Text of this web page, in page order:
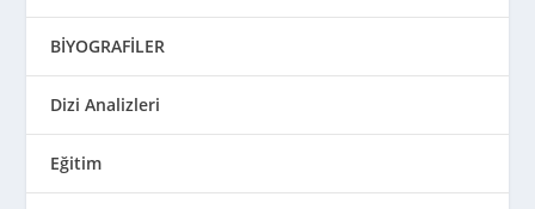
BİYOGRAFİLER
Dizi Analizleri
Eğitim